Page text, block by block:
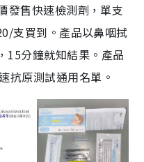
發售快速檢測劑，單支
支買到。產品以鼻咽拭
15分鐘就知結果。產品
抗原測試通用名單。